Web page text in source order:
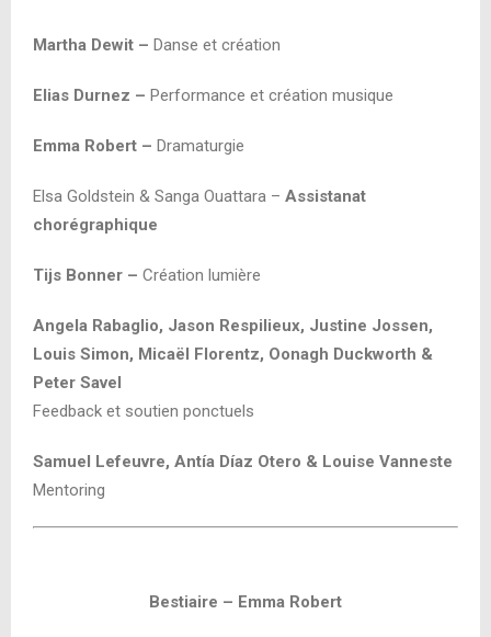
Martha Dewit – Danse et création
Elias Durnez – Performance et création musique
Emma Robert – Dramaturgie
Elsa Goldstein & Sanga Ouattara – Assistanat
chorégraphique
Tijs Bonner – Création lumière
Angela Rabaglio, Jason Respilieux, Justine Jossen,
Louis Simon, Micaël Florentz, Oonagh Duckworth &
Peter Savel
Feedback et soutien ponctuels
Samuel Lefeuvre, Antía Díaz Otero & Louise Vanneste
Mentoring
Bestiaire – Emma Robert